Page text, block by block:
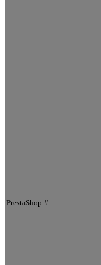
PrestaShop-#